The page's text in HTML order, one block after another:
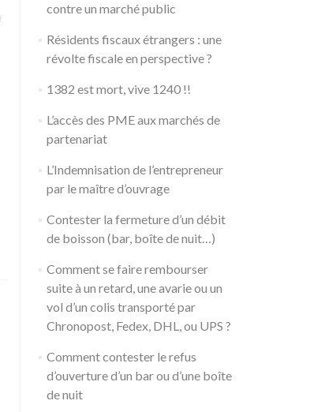
contre un marché public
Résidents fiscaux étrangers : une
révolte fiscale en perspective ?
1382 est mort, vive 1240 !!
L’accès des PME aux marchés de
partenariat
L’Indemnisation de l’entrepreneur
par le maître d’ouvrage
Contester la fermeture d’un débit
de boisson (bar, boîte de nuit…)
Comment se faire rembourser
suite à un retard, une avarie ou un
vol d’un colis transporté par
Chronopost, Fedex, DHL, ou UPS ?
Comment contester le refus
d’ouverture d’un bar ou d’une boîte
de nuit